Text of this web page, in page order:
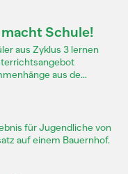
Schule!
aus Zyklus 3 lernen
aus de...
für Jugendliche von
auf einem Bauernhof.